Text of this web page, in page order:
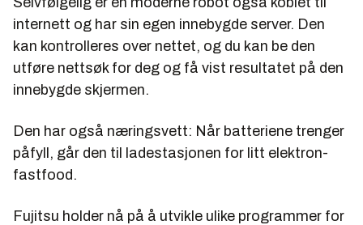
internett og har sin egen innebygde server. Den
kan kontrolleres over nettet, og du kan be den
utføre nettsøk for deg og få vist resultatet på den
innebygde skjermen.
Den har også næringsvett: Når batteriene trenger
påfyll, går den til ladestasjonen for litt elektron-
fastfood.
Fujitsu holder nå på å utvikle ulike programmer for